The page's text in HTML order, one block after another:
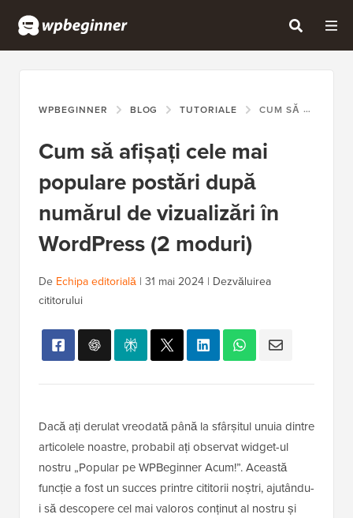
WPBEGINNER BLOG TUTORIALE CUM SĂ AFIȘAȚI CELE MAI POPULARE POSTĂRI DUPĂ NUMĂRUL DE VIZUALIZĂRI ÎN WORDPRESS (2 MODURI)
Cum să afișați cele mai
populare postări după
numărul de vizualizări în
WordPress (2 moduri)
De Echipa editorială | 31 mai 2024 | Dezvăluirea
cititorului
Dacă ați derulat vreodată până la sfârșitul unuia dintre
articolele noastre, probabil ați observat widget-ul
nostru „Popular pe WPBeginner Acum!”. Această
funcție a fost un succes printre cititorii noștri, ajutându-
i să descopere cel mai valoros conținut al nostru și